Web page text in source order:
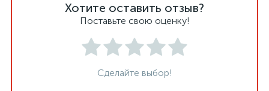
Хотите оставить отзыв?
Поставьте свою оценку!
Сделайте выбор!